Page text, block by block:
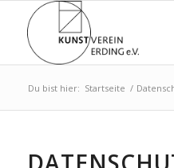
Du bist hier: Startseite /